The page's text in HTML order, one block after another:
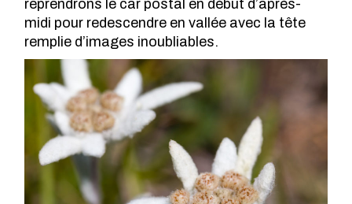
reprendrons le car postal en début d’après-
midi pour redescendre en vallée avec la tête
remplie d’images inoubliables.